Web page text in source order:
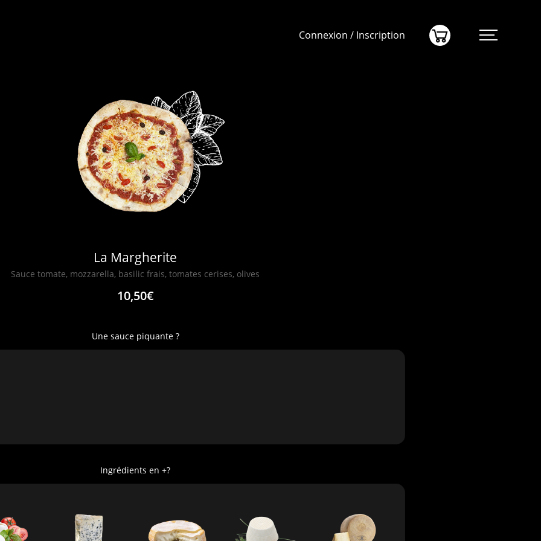
Connexion / Inscription
La Margherite
Sauce tomate, mozzarella, basilic frais, tomates cerises, olives
10,50€
Une sauce piquante ?
Ingrédients en +?